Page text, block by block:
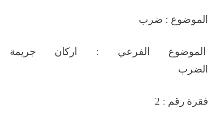
الموضوع : ضرب
الموضوع الفرعي : اركان جريمة
الضرب
فقرة رقم : 2